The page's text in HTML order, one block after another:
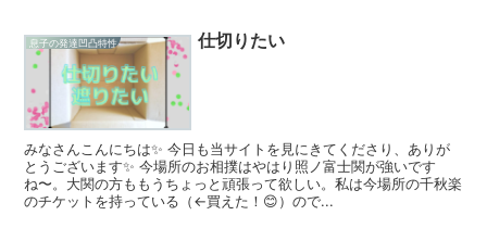
息子の発達凹凸特性 仕切りたい
みなさんこんにちは✨ 今日も当サイトを見にきてくださり、ありが
とうございます✨ 今場所のお相撲はやはり照ノ富士関が強いです
ね〜。大関の方ももうちょっと頑張って欲しい。私は今場所の千秋楽
のチケットを持っている（←買えた！😊）ので...